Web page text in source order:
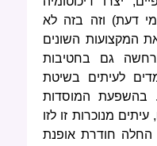
דעת) וזה בזה לא
המקצועות השונים
גם בחטיבות
לעיתים בשיטת
בהשפעת המוסדות
מנוכרות זו לזו
החלה חודרת אופנת